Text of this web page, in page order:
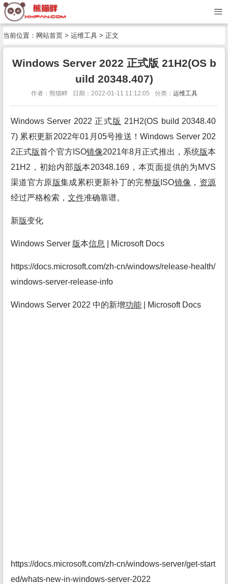
当前位置： 网站首页 > 运维工具 > 正文
Windows Server 2022 正式版 21H2(OS b
uild 20348.407)
作者：熊猫畔 日期：2022-01-11 11:12:05 分类： 运维工具
Windows Server 2022 正式版 21H2(OS build 20348.40
7) 累积更新2022年01月05号推送！Windows Server 202
2正式版首个官方ISO镜像2021年8月正式推出，系统版本
21H2，初始内部版本20348.169，本页面提供的为MVS
渠道官方原版集成累积更新补丁的完整版 ISO镜像 ， 资源
经过严格检索， 文件准确靠谱。
新版变化
Windows Server 版本信息 | Microsoft Docs
https://docs.microsoft.com/zh-cn/windows/release-health/
windows-server-release-info
Windows Server 2022 中的新增功能 | Microsoft Docs
https://docs.microsoft.com/zh-cn/windows-server/get-start
ed/whats-new-in-windows-server-2022